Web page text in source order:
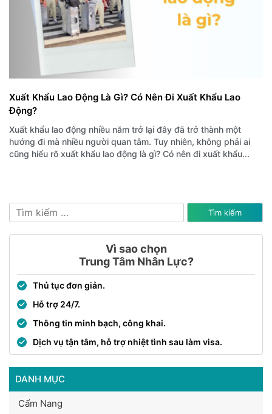
Tìm
kiếm
cho:
Vì sao chọn
Trung Tâm Nhân Lực?
Thủ tục đơn giản.
Hỗ trợ 24/7.
Thông tin minh bạch, công khai.
Dịch vụ tận tâm, hỗ trợ nhiệt tình sau làm visa.
DANH MỤC
Cẩm Nang
Xuất Khẩu Lao Động Là Gì? Có Nên Đi Xuất Khẩu Lao
Động?
Xuất khẩu lao động nhiều năm trở lại đây đã trở thành một
hướng đi mà nhiều người quan tâm. Tuy nhiên, không phải ai
cũng hiểu rõ xuất khẩu lao động là gì? Có nên đi xuất khẩu...